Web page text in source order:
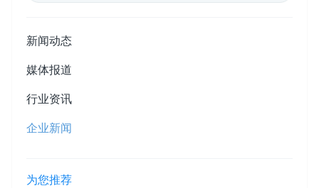
新闻动态
媒体报道
行业资讯
企业新闻
为您推荐